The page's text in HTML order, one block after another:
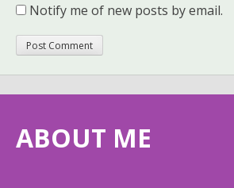
Notify me of new posts by email.
ABOUT ME